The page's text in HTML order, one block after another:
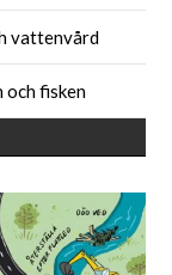
vattenvård
och fisken